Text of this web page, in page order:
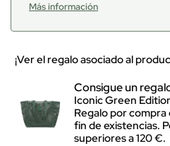
Más información
¡Ver el regalo asociado al
Consigue un
Iconic Green
Regalo por compra
fin de existencias.
superiores a 120 €.